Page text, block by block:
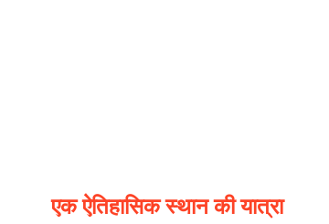
एक ऐतिहासिक स्थान की यात्रा